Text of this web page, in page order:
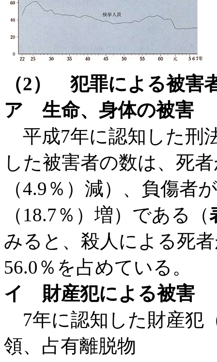
（2） 犯罪による被害
ア 生命、身体の被害
平成7年に認知した刑
した被害者の数は、死
（4.9％）減）、負傷者
（18.7％）増）である（
みると、殺人による死
56.0％を占めている。
イ 財産犯による被害
7年に認知した財産犯
領、占有離脱物